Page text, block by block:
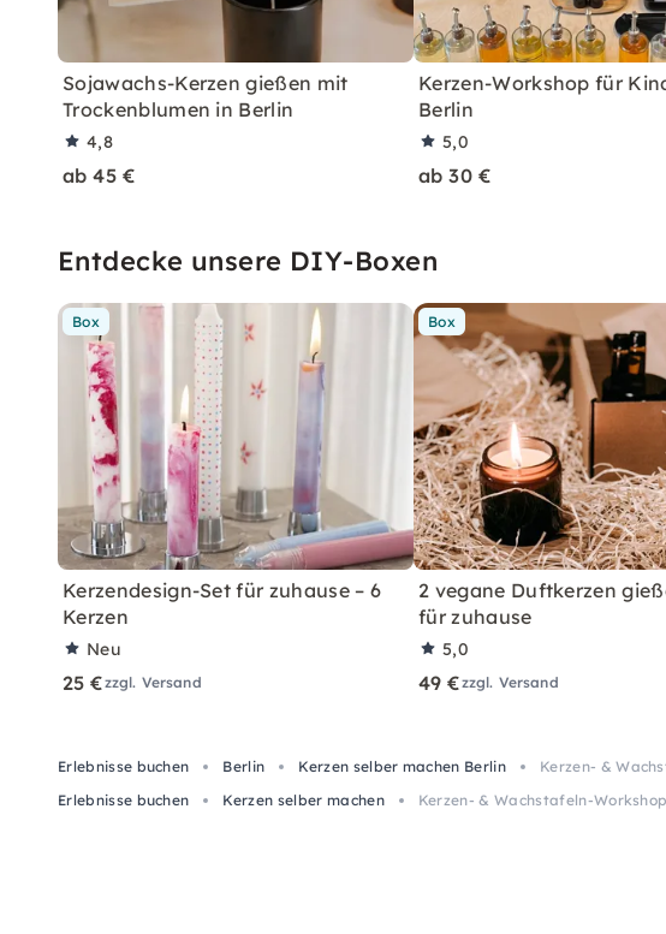
Sojawachs-Kerzen gießen mit
Trockenblumen in Berlin
4,8
ab 45 €
Kerzen-Workshop für
Berlin
5,0
ab 30 €
Entdecke unsere DIY-Boxen
Box
Kerzendesign-Set für zuhause – 6
Kerzen
Neu
25 €zzgl. Versand
Box
2 vegane Duftkerzen
für zuhause
5,0
49 €zzgl. Versand
Erlebnisse buchen Berlin Kerzen selber machen Berlin
Kerzen- &
Erlebnisse buchen
Kerzen selber machen Kerzen- & Wachstafeln-